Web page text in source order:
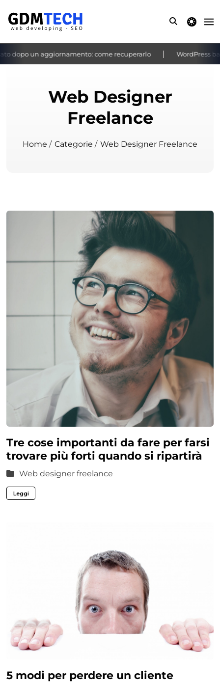
theme
dopo un aggiornamento: come recuperarlo WordPress
‹ ›
Web Designer
Freelance
Home / Categorie / Web Designer Freelance
Tre cose importanti da fare per farsi
trovare più forti quando si ripartirà
Web designer freelance
Leggi
5 modi per perdere un cliente